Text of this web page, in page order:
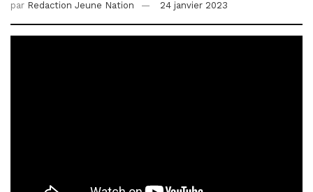
par Redaction Jeune Nation 24 janvier 2023